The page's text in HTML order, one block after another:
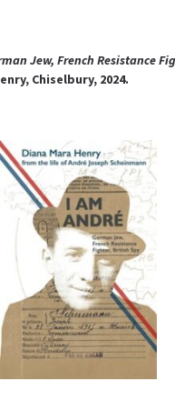
Jew, French Resistance
Chiselbury, 2024.